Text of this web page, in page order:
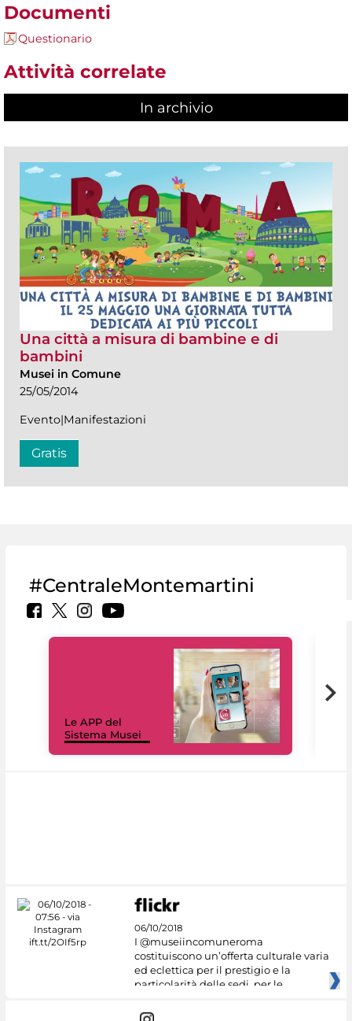
Documenti
Questionario
Attività correlate
In archivio
Una città a misura di bambine e di
bambini
Musei in Comune
25/05/2014
Evento|Manifestazioni
Gratis
#CentraleMontemartini
Le APP del
Sistema Musei
06/10/2018
I @museiincomuneroma
costituiscono un’offerta culturale varia
ed eclettica per il prestigio e la
particolarità delle sedi, per le